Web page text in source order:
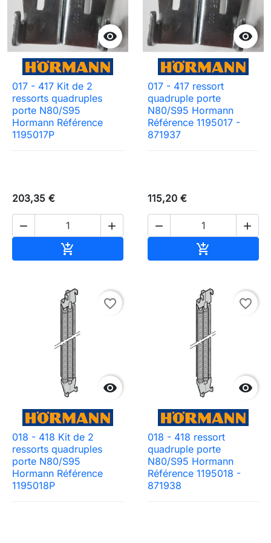

017 - 417 Kit de 2
ressorts quadruples
porte N80/S95
Hormann Référence
1195017P
203,35 €
 


017 - 417 ressort
quadruple porte
N80/S95 Hormann
Référence 1195017 -
871937
115,20 €
 


favorite_border
018 - 418 Kit de 2
ressorts quadruples
porte N80/S95
Hormann Référence
1195018P

favorite_border
018 - 418 ressort
quadruple porte
N80/S95 Hormann
Référence 1195018 -
871938